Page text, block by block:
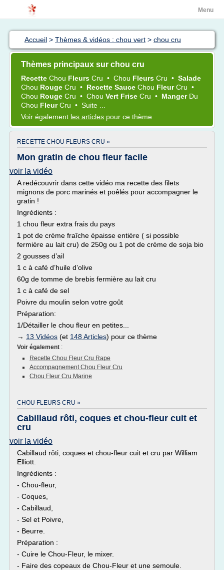
Menu
Accueil > Thèmes & vidéos : chou vert > chou cru
Thèmes principaux sur chou cru
Recette Chou Fleurs Cru • Chou Fleurs Cru • Salade
Chou Rouge Cru • Recette Sauce Chou FleurCru •
Chou Rouge Cru • Chou Vert Frise Cru • Manger Du
Chou FleurCru • Suite ...
Voir également les articles pour ce thème
RECETTE CHOU FLEURS CRU »
Mon gratin de chou fleur facile
voir la vidéo
A redécouvrir dans cette vidéo ma recette des filets
mignons de porc marinés et poêlés pour accompagner le
gratin !
Ingrédients :
1 chou fleur extra frais du pays
1 pot de crème fraîche épaisse entière ( si possible
fermière au lait cru) de 250g ou 1 pot de crème de soja bio
2 gousses d’ail
1 c à café d’huile d’olive
60g de tomme de brebis fermière au lait cru
1 c à café de sel
Poivre du moulin selon votre goût
Préparation:
1/Détailler le chou fleur en petites...
→ 13 Vidéos (et 148 Articles) pour ce thème
Voir également :
Recette Chou Fleur Cru Rape
Accompagnement Chou Fleur Cru
Chou Fleur Cru Marine
CHOU FLEURS CRU »
Cabillaud rôti, coques et chou-fleur cuit et
cru
voir la vidéo
Cabillaud rôti, coques et chou-fleur cuit et cru par William
Elliott.
Ingrédients :
- Chou-fleur,
- Coques,
- Cabillaud,
- Sel et Poivre,
- Beurre.
Préparation :
- Cuire le Chou-Fleur, le mixer.
- Faire des copeaux de Chou-Fleur et une semoule.